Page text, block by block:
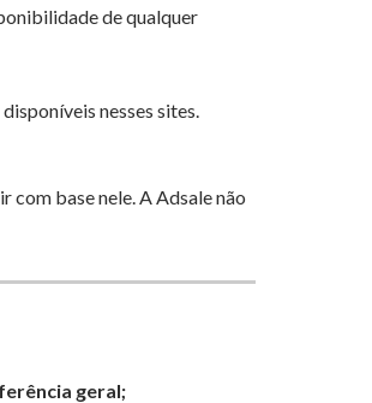
de qualquer
nesses sites.
com base nele. A Adsale não
geral;